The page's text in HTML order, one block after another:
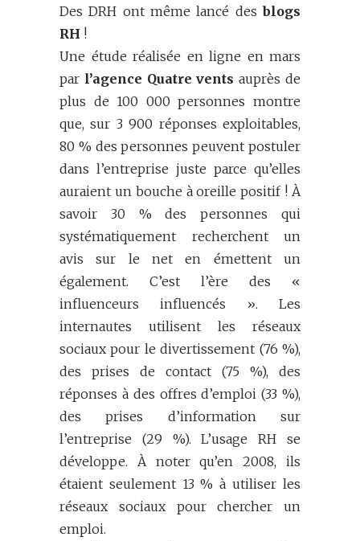
Des DRH ont même lancé desblogs
RH !
Une étude réalisée en ligne en mars
par l’agence Quatre ventsauprès de
plus de 100 000 personnes montre
que, sur 3 900 réponses exploitables,
80 % des personnes peuvent postuler
dans l’entreprise juste parce qu’elles
auraient un bouche à oreille positif ! À
savoir 30 % des personnes qui
systématiquement recherchent un
avis sur le net en émettent un
également. C’est l’ère des «
influenceurs influencés ». Les
internautes utilisent les réseaux
sociaux pour le divertissement (76 %),
des prises de contact (75 %), des
réponses à des offres d’emploi (33 %),
des prises d’information sur
l’entreprise (29 %). L’usage RH se
développe. À noter qu’en 2008, ils
étaient seulement 13 % à utiliser les
réseaux sociaux pour chercher un
emploi.